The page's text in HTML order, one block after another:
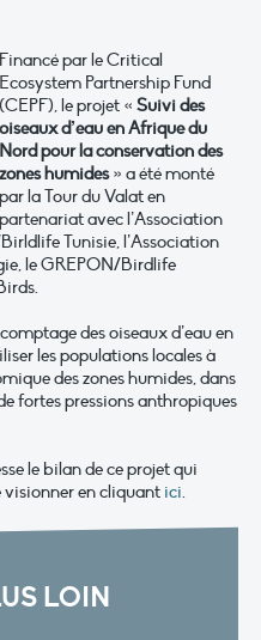
Financé par le Critical
Ecosystem Partnership Fund
(CEPF), le projet « Suivi des
oiseaux d’eau en Afrique du
Nord pour la conservation des
zones humides» a été monté
par la Tour du Valat en
partenariat avec l’Association
Tunisie, l’Association
le GREPON/Birdlife
des oiseaux d’eau en
les populations locales à
des zones humides, dans
fortes pressions anthropiques
le bilan de ce projet qui
visionner en cliquant ici.
LOIN